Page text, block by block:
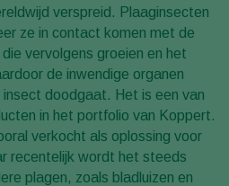
verspreid. Plaaginsecten
ze in contact komen met de
vervolgens groeien en het
de inwendige organen
doodgaat. Het is een van
in het portfolio van Koppert.
verkocht als oplossing voor
recentelijk wordt het steeds
plagen, zoals bladluizen en